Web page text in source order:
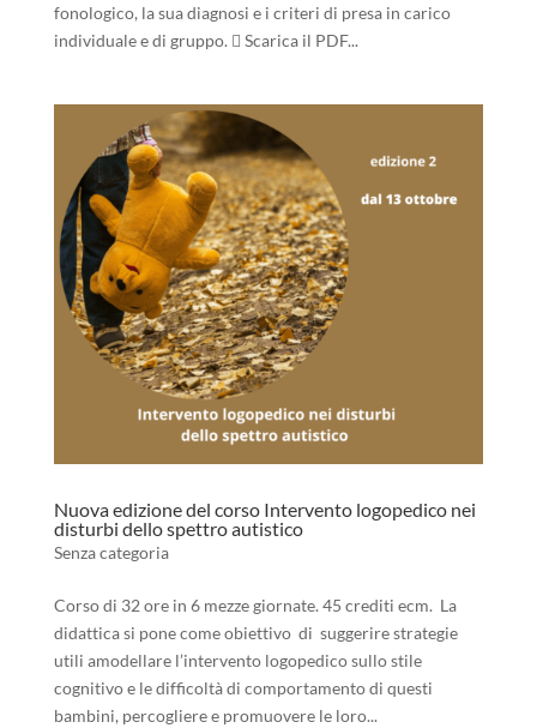
fonologico, la sua diagnosi e i criteri di presa in carico
individuale e di gruppo.  Scarica il PDF...
Nuova edizione del corso Intervento logopedico nei
disturbi dello spettro autistico
Senza categoria
Corso di 32 ore in 6 mezze giornate. 45 crediti ecm. La
didattica si pone come obiettivo di suggerire strategie
utili amodellare l’intervento logopedico sullo stile
cognitivo e le difficoltà di comportamento di questi
bambini, percogliere e promuovere le loro...